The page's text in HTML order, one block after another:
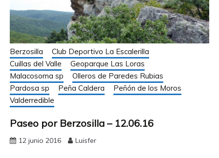
Berzosilla
Club Deportivo La Escalerilla
Cuillas del Valle
Geoparque Las Loras
Malacosoma sp
Olleros de Paredes Rubias
Pardosa sp
Peña Caldera
Peñón de los Moros
Valderredible
Paseo por Berzosilla – 12.06.16
12 junio 2016 Luisfer